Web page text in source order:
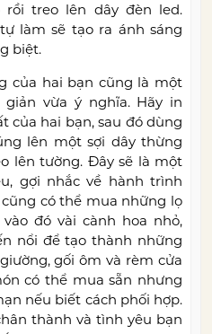
treo lên dây đèn led.
làm sẽ tạo ra ánh sáng
biệt.
của hai bạn cũng là một
vừa ý nghĩa. Hãy in
của hai bạn, sau đó dùng
lên một sợi dây thừng
lên tường. Đây sẽ là một
gợi nhắc về hành trình
có thể mua những lọ
đó vài cành hoa nhỏ,
nổi để tạo thành những
gối ôm và rèm cửa
có thể mua sẵn nhưng
nếu biết cách phối hợp.
thành và tình yêu bạn